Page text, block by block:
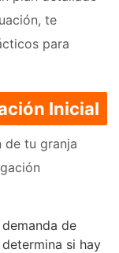
te
para
Inicial
de tu granja
de
si hay